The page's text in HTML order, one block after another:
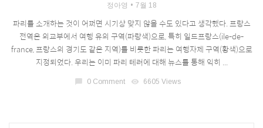
정아영 7월 18
파리를 소개하는 것이 어쩌면 시기상 맞지 않을 수도 있다고 생각했다. 프랑스
전역은 외교부에서 여행 유의 구역(파랑색)으로, 특히 일드프랑스(ile-de-
france, 프랑스의 경기도 같은 지역)를 비롯한 파리는 여행자제 구역(황색)으로
지정되었다. 우리는 이미 파리 테러에 대해 뉴스를 통해 익히 ...
chat_bubble 0 Comment visibility 6605 Views